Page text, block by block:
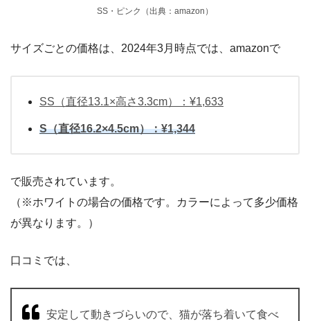
SS・ピンク（出典：amazon）
サイズごとの価格は、2024年3月時点では、amazonで
SS（直径13.1×高さ3.3cm）：¥1,633
S（直径16.2×4.5cm）：¥1,344
で販売されています。
（※ホワイトの場合の価格です。カラーによって多少価格
が異なります。）
口コミでは、
安定して動きづらいので、猫が落ち着いて食べ